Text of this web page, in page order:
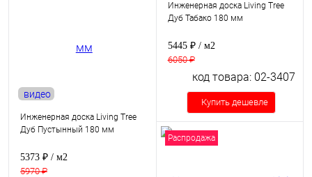
видео
Инженерная доска Living Tree
Дуб Пустынный 180 мм
5373 ₽ / м2
5970 ₽
Инженерная доска Living Tree
Дуб Табако 180 мм
5445 ₽ / м2
6050 ₽
код товара: 02-3407
Купить дешевле
Распродажа